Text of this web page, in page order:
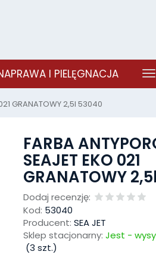
I PIELĘGNACJA
GRANATOWY 2,5l 53040
FARBA
SEAJET EKO 021
GRANATOWY
Dodaj recenzję:
Kod: 53040
Producent: SEA JET
Sklep stacjonarny: Jest -
(3 szt.)